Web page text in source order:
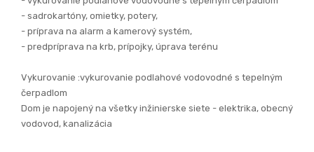
Výstavba je naplánovaná na jar 2026. Dom sa predáva v stave
dokončenia celého domu na klúč. Vieme Vám vyhotoviť vizuál
na mieru, ktorý Vám vyhotoví profesionálna dizajnérka a
taktiež pomôže s výberom materiálov.